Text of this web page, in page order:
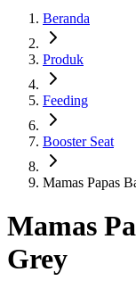
Beranda
Produk
Feeding
Booster Seat
Mamas Papas
Mamas
Grey